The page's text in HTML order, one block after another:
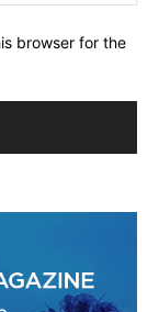
browser for the